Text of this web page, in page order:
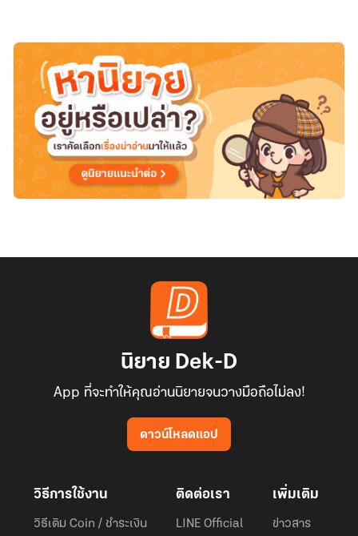
นิยาย Dek-D
App ที่จะทำให้คุณอ่านนิยายจนวางมือถือไม่ลง!
ดาวน์โหลดแอป
วิธีการใช้งาน
วิธีเติม Coin / ชำระเงิน
ติดต่อเรา
LINE Official
เพิ่มเติม
ข่าวสาร